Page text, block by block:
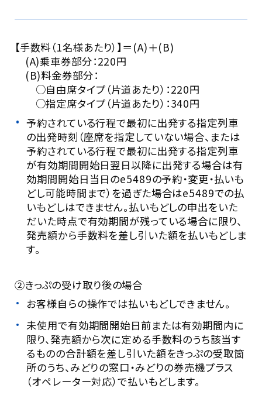
【手数料（1名様あたり）】＝(A)＋(B)
(A)乗車券部分：220円
(B)料金券部分：
○自由席タイプ（片道あたり）：220円
○指定席タイプ（片道あたり）：340円
予約されている行程で最初に出発する指定列車
の出発時刻（座席を指定していない場合、または
予約されている行程で最初に出発する指定列車
が有効期間開始日翌日以降に出発する場合は有
効期間開始日当日のe5489の予約・変更・払いも
どし可能時間まで）を過ぎた場合はe5489での払
いもどしはできません。払いもどしの申出をいた
だいた時点で有効期間が残っている場合に限り、
発売額から手数料を差し引いた額を払いもどしま
す。
②きっぷの受け取り後の場合
お客様自らの操作では払いもどしできません。
未使用で有効期間開始日前または有効期間内に
限り、発売額から次に定める手数料のうち該当す
るものの合計額を差し引いた額をきっぷの受取箇
所のうち、みどりの窓口・みどりの券売機プラス
（オペレーター対応）で払いもどします。